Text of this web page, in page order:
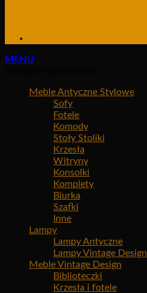
MENU
Meble Antyczne Stylowe
Sofy
Fotele
Komody
Stoły Stoliki
Krzesła
Witryny
Konsolki
Komplety
Biurka
Szafki
Inne
Lampy
Lampy Antyczne
Lampy Vintage Design
Meble Vintage Design
Biblioteczki
Krzesła i fotele